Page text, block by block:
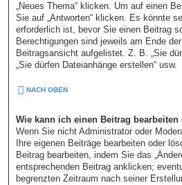
„Neues Thema“ klicken. Um auf einen
Sie auf „Antworten“ klicken. Es könnte
erforderlich ist, bevor Sie einen Beitrag
Berechtigungen sind jeweils am Ende
Beitragsansicht aufgelistet. Z. B. „Sie
„Sie dürfen Dateianhänge erstellen“ usw.
NACH OBEN
Wie kann ich einen Beitrag
Wenn Sie nicht Administrator oder
Ihre eigenen Beiträge bearbeiten oder
Beitrag bearbeiten, indem Sie das
entsprechenden Beitrag anklicken;
begrenzten Zeitraum nach seiner